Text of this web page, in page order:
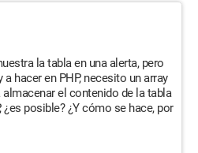
la tabla en una alerta, pero
hacer en PHP, necesito un array
almacenar el contenido de la tabla
¿es posible? ¿Y cómo se hace, por